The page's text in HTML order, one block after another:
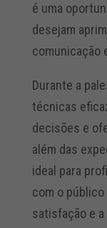
é uma
desejam
comunicação
Durante a
técnicas
decisões e
além das
ideal para
com o público
satisfação e